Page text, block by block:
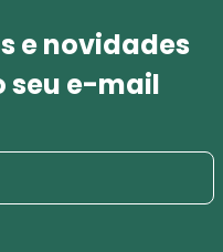
e novidades
seu e-mail